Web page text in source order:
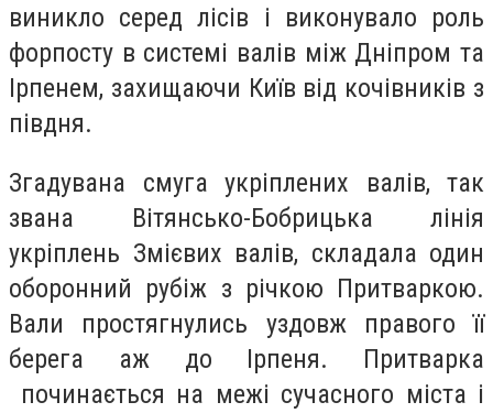
виникло серед лісів і виконувало роль
форпосту в системі валів між Дніпром та
Ірпенем, захищаючи Київ від кочівників з
півдня.
Згадувана смуга укріплених валів, так
звана Вітянсько-Бобрицька лінія
укріплень Змієвих валів, складала один
оборонний рубіж з річкою Притваркою.
Вали простягнулись уздовж правого її
берега аж до Ірпеня. Притварка
починається на межі сучасного міста і